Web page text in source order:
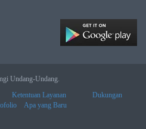
Undang-Undang.
Ketentuan Layanan
Dukungan
Apa yang Baru